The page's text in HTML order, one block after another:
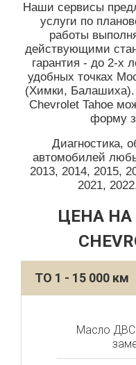
Наши сервисы
услуги по
работы
действующими
гарантия - до 2-х
удобных точках
(Химки, Балашиха).
Chevrolet Tahoe
форму
Диагностика,
автомобилей
2013, 2014, 2015,
2021,
ЦЕНА НА
ТО 1 - 15 000 км
Масло ДВС